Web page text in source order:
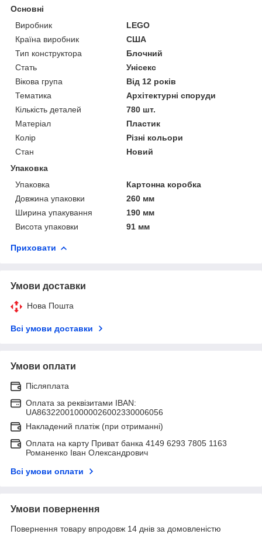
Основні
Виробник
LEGO
Країна виробник
США
Тип конструктора
Блочний
Стать
Унісекс
Вікова група
Від 12 років
Тематика
Архітектурні споруди
Кількість деталей
780 шт.
Матеріал
Пластик
Колір
Різні кольори
Стан
Новий
Упаковка
Упаковка
Картонна коробка
Довжина упаковки
260 мм
Ширина упакування
190 мм
Висота упаковки
91 мм
Приховати
Умови доставки
Нова Пошта
Всі умови доставки
Умови оплати
Післяплата
Оплата за реквізитами IBAN:
UA863220010000026002330006056
Накладений платіж (при отриманні)
Оплата на карту Приват банка 4149 6293 7805 1163
Романенко Іван Олександрович
Всі умови оплати
Умови повернення
Повернення товару впродовж 14 днів за домовленістю